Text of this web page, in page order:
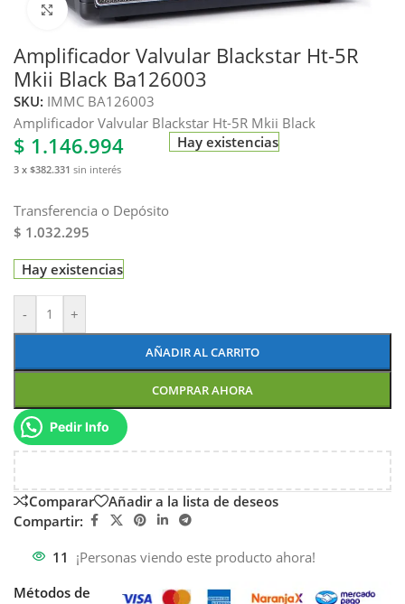
Haga clic para ampliar
Amplificador Valvular Blackstar Ht-5R
Mkii Black Ba126003
SKU: IMMC BA126003
Amplificador Valvular Blackstar Ht-5R Mkii Black
$ 1.146.994
3 x $382.331 sin interés
Transferencia o Depósito
$ 1.032.295
Hay existencias
Hay existencias
- +
AÑADIR AL CARRITO
COMPRAR AHORA
Pedir Info
Comparar
Añadir a la lista de deseos
Compartir:
11 ¡Personas viendo este producto ahora!
Métodos de